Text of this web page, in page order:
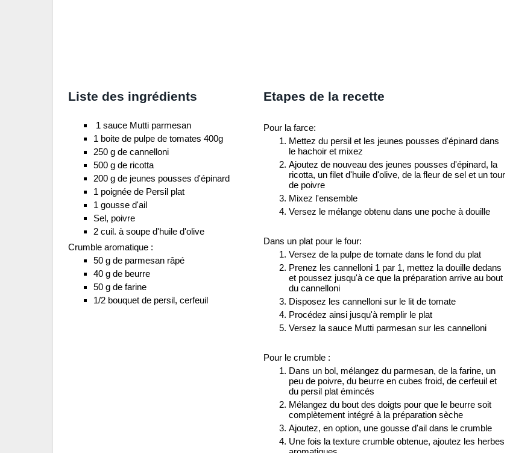
Liste des ingrédients
1 sauce Mutti parmesan
1 boite de pulpe de tomates 400g
250 g de cannelloni
500 g de ricotta
200 g de jeunes pousses d'épinard
1 poignée de Persil plat
1 gousse d'ail
Sel, poivre
2 cuil. à soupe d'huile d'olive
Crumble aromatique :
50 g de parmesan râpé
40 g de beurre
50 g de farine
1/2 bouquet de persil, cerfeuil
Etapes de la recette
Pour la farce:
Mettez du persil et les jeunes pousses d'épinard dans
le hachoir et mixez
Ajoutez de nouveau des jeunes pousses d'épinard, la
ricotta, un filet d'huile d'olive, de la fleur de sel et un tour
de poivre
Mixez l'ensemble
Versez le mélange obtenu dans une poche à douille
Dans un plat pour le four:
Versez de la pulpe de tomate dans le fond du plat
Prenez les cannelloni 1 par 1, mettez la douille dedans
et poussez jusqu'à ce que la préparation arrive au bout
du cannelloni
Disposez les cannelloni sur le lit de tomate
Procédez ainsi jusqu'à remplir le plat
Versez la sauce Mutti parmesan sur les cannelloni
Pour le crumble :
Dans un bol, mélangez du parmesan, de la farine, un
peu de poivre, du beurre en cubes froid, de cerfeuil et
du persil plat émincés
Mélangez du bout des doigts pour que le beurre soit
complètement intégré à la préparation sèche
Ajoutez, en option, une gousse d'ail dans le crumble
Une fois la texture crumble obtenue, ajoutez les herbes